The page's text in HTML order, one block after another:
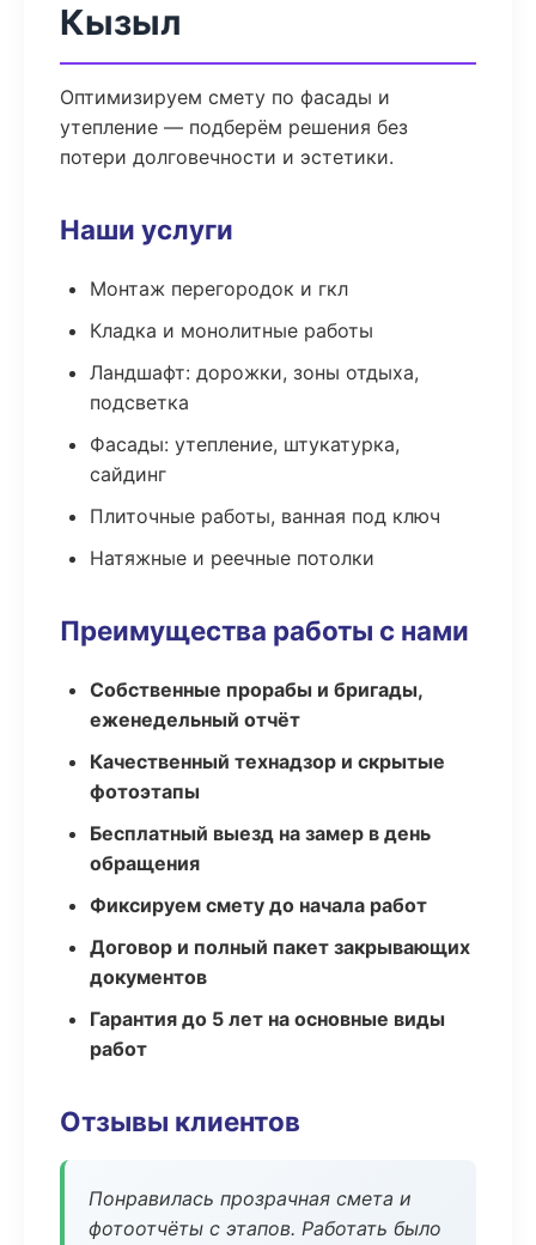
Кызыл
Оптимизируем смету по фасады и
утепление — подберём решения без
потери долговечности и эстетики.
Наши услуги
Монтаж перегородок и гкл
Кладка и монолитные работы
Ландшафт: дорожки, зоны отдыха,
подсветка
Фасады: утепление, штукатурка,
сайдинг
Плиточные работы, ванная под ключ
Натяжные и реечные потолки
Преимущества работы с нами
Собственные прорабы и бригады,
еженедельный отчёт
Качественный технадзор и скрытые
фотоэтапы
Бесплатный выезд на замер в день
обращения
Фиксируем смету до начала работ
Договор и полный пакет закрывающих
документов
Гарантия до 5 лет на основные виды
работ
Отзывы клиентов
Понравилась прозрачная смета и
фотоотчёты с этапов. Работать было